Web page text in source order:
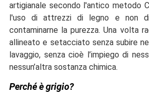
artigianale secondo l'antico metodo
l'uso di attrezzi di legno e non
contaminarne la purezza. Una volta
allineato e setacciato senza subire
lavaggio, senza cioè l’impiego di
nessun’altra sostanza chimica.
Perché è grigio?